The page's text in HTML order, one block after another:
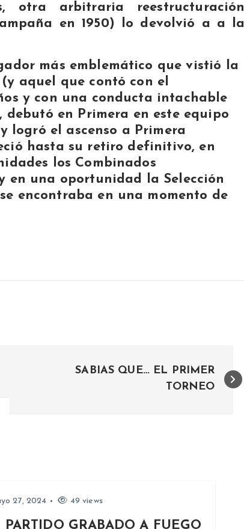
otra arbitraria reestructuración
en 1950) lo devolvió a a la
más emblemático que vistió la
aquel que contó con el
y con una conducta intachable
en Primera en este equipo
logró el ascenso a Primera
hasta su retiro definitivo, en
los Combinados
en una oportunidad la Selección
encontraba en una momento de
SABIAS QUE… EL PRIMER
TORNEO
27, 2024 49 views
PARTIDO GRABADO A FUEGO